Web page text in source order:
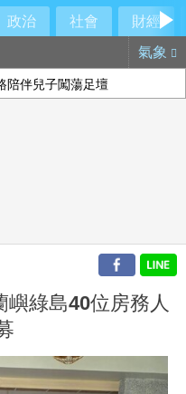
政治 社會
財經
氣象
伴兒子闖蕩足壇
綠島40位房務人